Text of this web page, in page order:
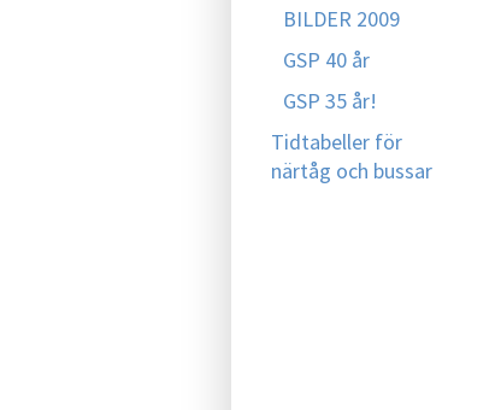
BILDER 2009
GSP 40 år
GSP 35 år!
Tidtabeller för
närtåg och bussar